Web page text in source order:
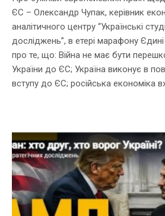
ЄС – Олександр Чупак, керівник
аналітичного центру “Українські
досліджень”, в етері марафону
про те, що: Війна не має бути
України до ЄС; Україна виконує в
вступу до ЄС; російська економіка